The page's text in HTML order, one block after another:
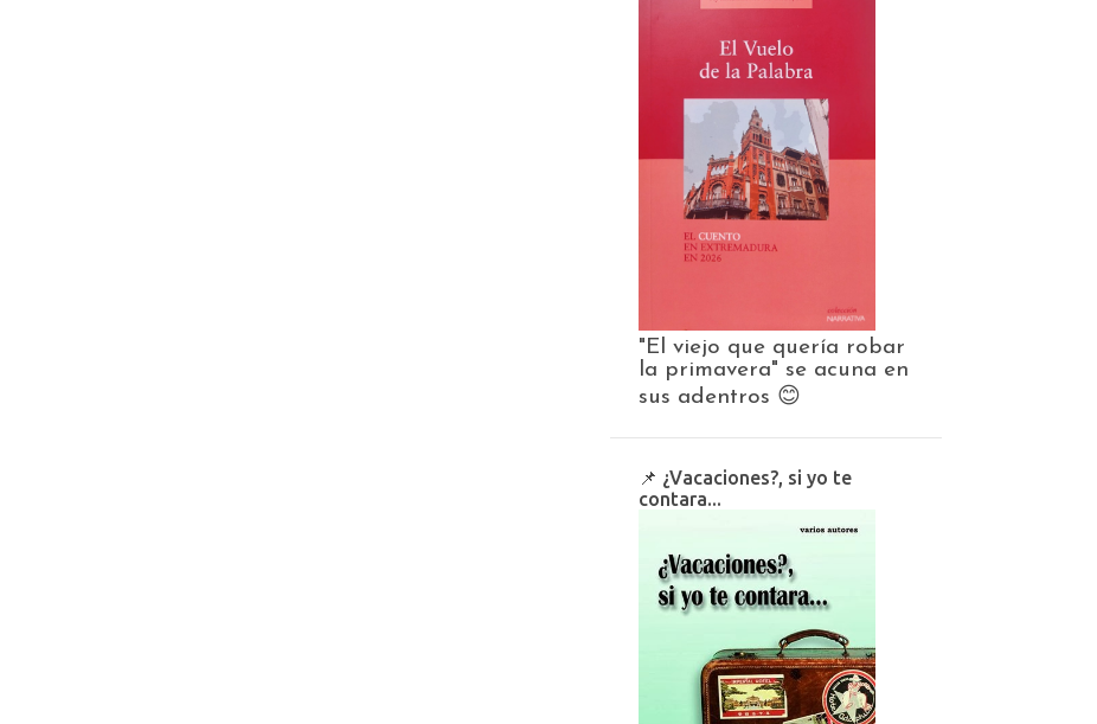
"El viejo que quería robar
la primavera" se acuna en
sus adentros 😊
📌 ¿Vacaciones?, si yo te
contara...